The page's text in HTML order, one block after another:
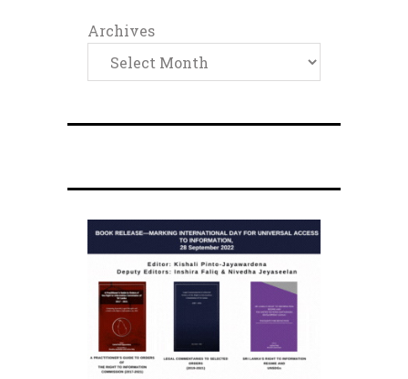
Archives